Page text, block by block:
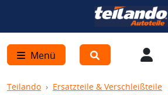
Menü
Teilando
Ersatzteile & Verschleißteile